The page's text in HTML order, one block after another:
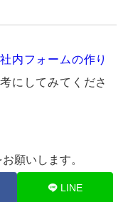
社内フォームの作り
にしてみてくださ
願いします。
LINE